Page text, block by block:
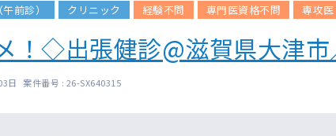
前診） クリニック 経験不問 専門医資格不問 専攻
◇出張健診@滋賀県大津市
日 案件番号 : 26-SX640315